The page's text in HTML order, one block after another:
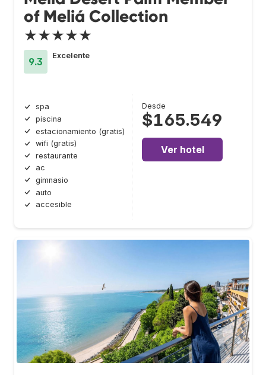
of Meliá Collection
★★★★★
9.3
Excelente
spa
piscina
estacionamiento (gratis)
wifi (gratis)
restaurante
ac
gimnasio
auto
accesible
Desde
$165.549
Ver hotel